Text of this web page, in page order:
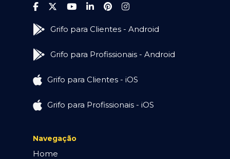
Grifo para Clientes - Android
Grifo para Profissionais - Android
Grifo para Clientes - iOS
Grifo para Profissionais - iOS
Navegação
Home